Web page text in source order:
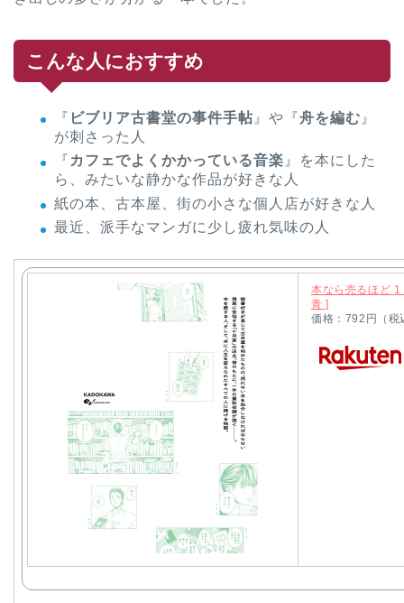
こんな人におすすめ
『 ビブリア古書堂の事件手帖 』や『舟を編む 』
が刺さった人
『 カフェでよくかかっている音楽 』を本にした
ら、みたいな静かな作品が好きな人
紙の本、古本屋、街の小さな個人店が好きな人
最近、派手なマンガに少し疲れ気味の人
本なら売るほど
青 ]
価格：792円（税